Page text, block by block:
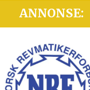
ANNONSE: